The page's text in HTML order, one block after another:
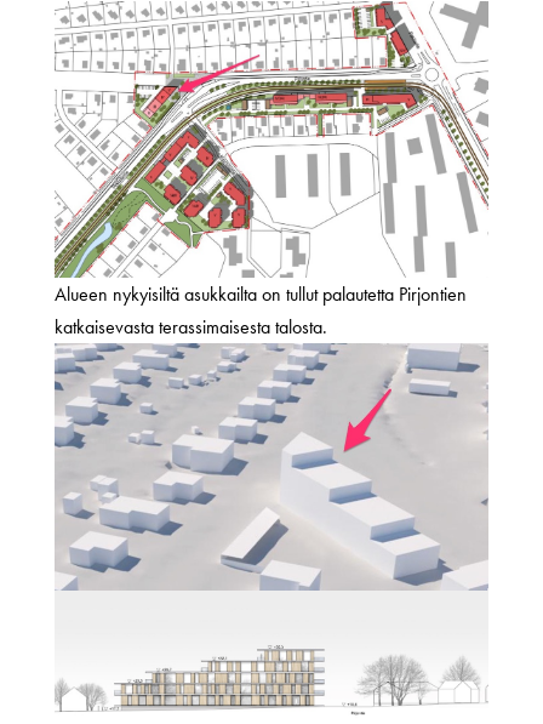
Alueen nykyisiltä asukkailta on tullut palautetta Pirjontien
katkaisevasta terassimaisesta talosta.